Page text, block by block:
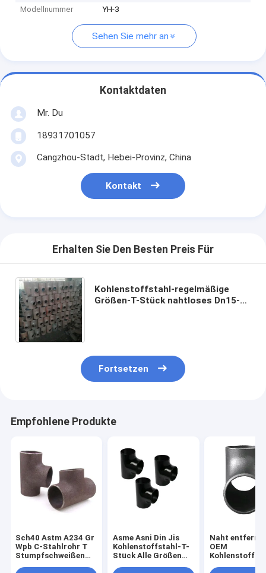
Modellnummer
YH-3
Sehen Sie mehr an
Kontaktdaten
Mr. Du
18931701057
Cangzhou-Stadt, Hebei-Provinz, China
Kontakt
Erhalten Sie Den Besten Preis Für
Kohlenstoffstahl-regelmäßige
Größen-T-Stück nahtloses Dn15-
Fortsetzen
Empfohlene Produkte
Sch40 Astm A234 Gr
Wpb C-Stahlrohr T
Stumpfschweißen
Asme Asni Din Jis
Kohlenstoffstahl-T-
Stück Alle Größen
Naht
OEM